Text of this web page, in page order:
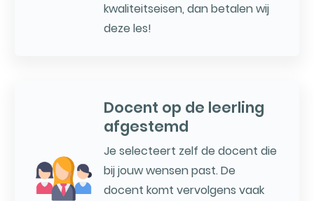
kwaliteitseisen, dan betalen wij
deze les!
Docent op de leerling
afgestemd
Je selecteert zelf de docent die
bij jouw wensen past. De
docent komt vervolgens vaak